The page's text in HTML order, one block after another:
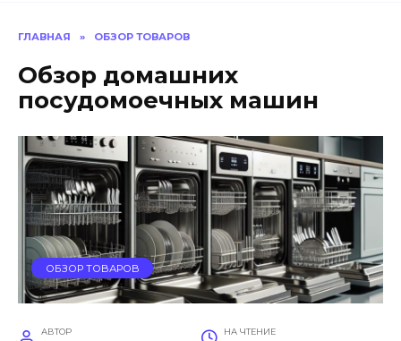
ГЛАВНАЯ » ОБЗОР ТОВАРОВ
Обзор домашних
посудомоечных машин
ОБЗОР ТОВАРОВ
АВТОР НА ЧТЕНИЕ